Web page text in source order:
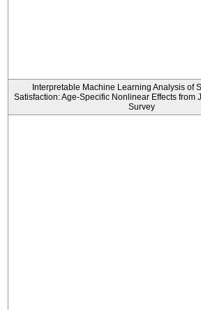
Interpretable Machine Learning Analysis of
Satisfaction: Age-Specific Nonlinear Effects from
Survey